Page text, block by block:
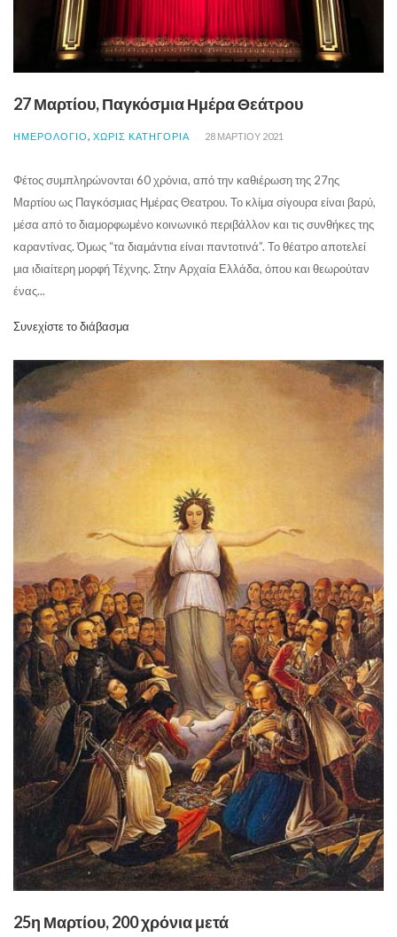
27 Μαρτίου, Παγκόσμια Ημέρα Θεάτρου
ΗΜΕΡΟΛΟΓΙΟ, ΧΩΡΊΣ ΚΑΤΗΓΟΡΊΑ 28 ΜΑΡΤΊΟΥ 2021
Φέτος συμπληρώνονται 60 χρόνια, από την καθιέρωση της 27ης
Μαρτίου ως Παγκόσμιας Ημέρας Θεατρου. Το κλίμα σίγουρα είναι βαρύ,
μέσα από το διαμορφωμένο κοινωνικό περιβάλλον και τις συνθήκες της
καραντίνας. Όμως “τα διαμάντια είναι παντοτινά”. Το θέατρο αποτελεί
μια ιδιαίτερη μορφή Τέχνης. Στην Αρχαία Ελλάδα, όπου και θεωρούταν
ένας...
Συνεχίστε το διάβασμα
25η Μαρτίου, 200 χρόνια μετά